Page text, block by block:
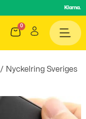
Klarna.
/ Nyckelring Sveriges